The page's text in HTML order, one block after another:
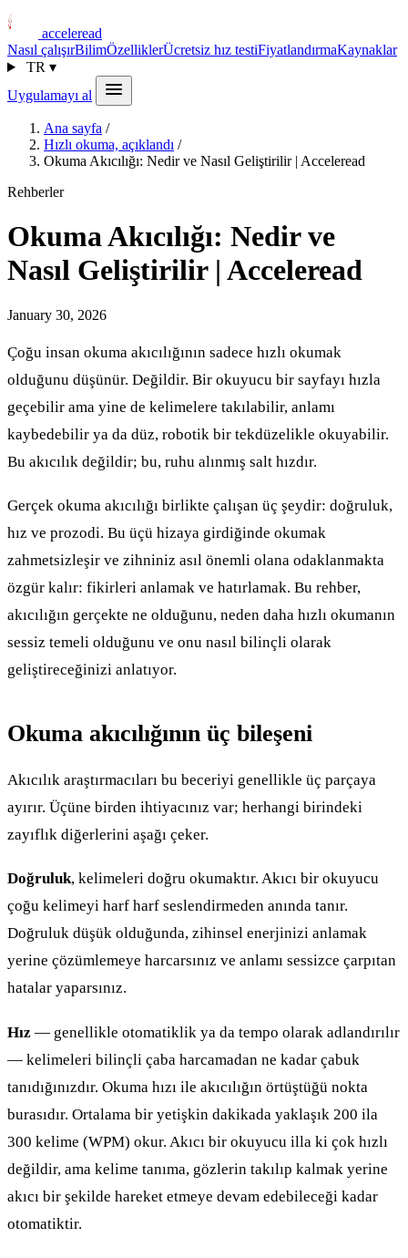
acceleread
Nasıl çalışırBilimÖzelliklerÜcretsiz hız testiFiyatlandırmaKaynaklar
TR ▾
Uygulamayı al
Ana sayfa /
Hızlı okuma, açıklandı /
Okuma Akıcılığı: Nedir ve Nasıl Geliştirilir | Acceleread
Rehberler
Okuma Akıcılığı: Nedir ve
Nasıl Geliştirilir | Acceleread
January 30, 2026
Çoğu insan okuma akıcılığının sadece hızlı okumak
olduğunu düşünür. Değildir. Bir okuyucu bir sayfayı hızla
geçebilir ama yine de kelimelere takılabilir, anlamı
kaybedebilir ya da düz, robotik bir tekdüzelikle okuyabilir.
Bu akıcılık değildir; bu, ruhu alınmış salt hızdır.
Gerçek okuma akıcılığı birlikte çalışan üç şeydir: doğruluk,
hız ve prozodi. Bu üçü hizaya girdiğinde okumak
zahmetsizleşir ve zihniniz asıl önemli olana odaklanmakta
özgür kalır: fikirleri anlamak ve hatırlamak. Bu rehber,
akıcılığın gerçekte ne olduğunu, neden daha hızlı okumanın
sessiz temeli olduğunu ve onu nasıl bilinçli olarak
geliştireceğinizi anlatıyor.
Okuma akıcılığının üç bileşeni
Akıcılık araştırmacıları bu beceriyi genellikle üç parçaya
ayırır. Üçüne birden ihtiyacınız var; herhangi birindeki
zayıflık diğerlerini aşağı çeker.
Doğruluk, kelimeleri doğru okumaktır. Akıcı bir okuyucu
çoğu kelimeyi harf harf seslendirmeden anında tanır.
Doğruluk düşük olduğunda, zihinsel enerjinizi anlamak
yerine çözümlemeye harcarsınız ve anlamı sessizce çarpıtan
hatalar yaparsınız.
Hız — genellikle otomatiklik ya da tempo olarak adlandırılır
— kelimeleri bilinçli çaba harcamadan ne kadar çabuk
tanıdığınızdır. Okuma hızı ile akıcılığın örtüştüğü nokta
burasıdır. Ortalama bir yetişkin dakikada yaklaşık 200 ila
300 kelime (WPM) okur. Akıcı bir okuyucu illa ki çok hızlı
değildir, ama kelime tanıma, gözlerin takılıp kalmak yerine
akıcı bir şekilde hareket etmeye devam edebileceği kadar
otomatiktir.